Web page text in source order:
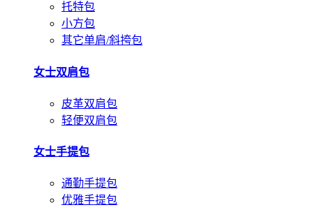
托特包
小方包
其它单肩/斜挎包
女士双肩包
皮革双肩包
轻便双肩包
女士手提包
通勤手提包
优雅手提包